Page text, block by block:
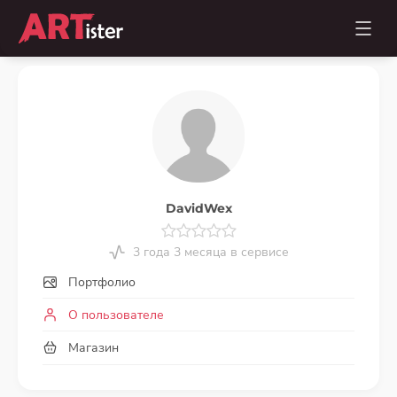
DavidWex
3 года 3 месяца в сервисе
Портфолио
О пользователе
Магазин